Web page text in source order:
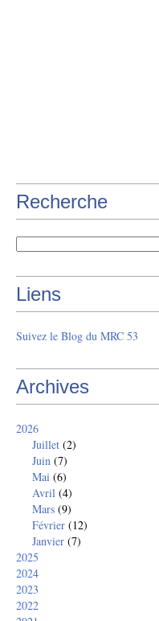
Recherche
Liens
Suivez le Blog du MRC 53
Archives
2026
Juillet (2)
Juin (7)
Mai (6)
Avril (4)
Mars (9)
Février (12)
Janvier (7)
2025
2024
2023
2022